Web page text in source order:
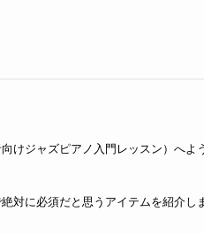
けジャズピアノ入門レッスン）へよ
対に必須だと思うアイテムを紹介し